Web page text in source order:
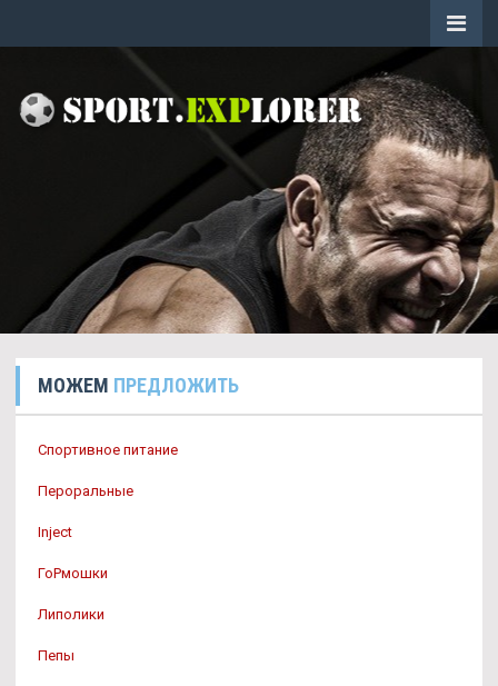
МОЖЕМ ПРЕДЛОЖИТЬ
Спортивное питание
Пероральные
Inject
ГоРмошки
Липолики
Пепы